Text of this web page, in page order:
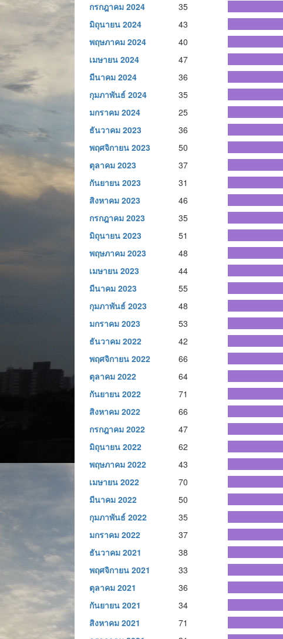
กรกฎาคม 2024
35
มิถุนายน 2024
43
พฤษภาคม 2024
40
เมษายน 2024
47
มีนาคม 2024
36
กุมภาพันธ์ 2024
35
มกราคม 2024
25
ธันวาคม 2023
36
พฤศจิกายน 2023
50
ตุลาคม 2023
37
กันยายน 2023
31
สิงหาคม 2023
46
กรกฎาคม 2023
35
มิถุนายน 2023
51
พฤษภาคม 2023
48
เมษายน 2023
44
มีนาคม 2023
55
กุมภาพันธ์ 2023
48
มกราคม 2023
53
ธันวาคม 2022
42
พฤศจิกายน 2022
66
ตุลาคม 2022
64
กันยายน 2022
71
สิงหาคม 2022
66
กรกฎาคม 2022
47
มิถุนายน 2022
62
พฤษภาคม 2022
43
เมษายน 2022
70
มีนาคม 2022
50
กุมภาพันธ์ 2022
35
มกราคม 2022
37
ธันวาคม 2021
38
พฤศจิกายน 2021
33
ตุลาคม 2021
36
กันยายน 2021
34
สิงหาคม 2021
71